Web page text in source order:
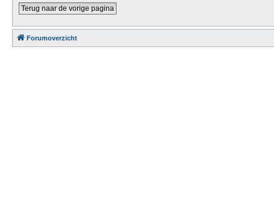
Terug naar de vorige pagina
Forumoverzicht